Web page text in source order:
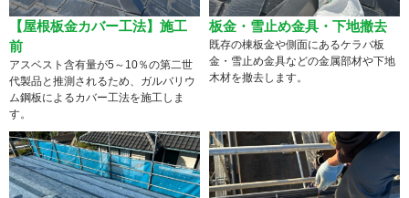
【屋根板金カバー工法】施工
前
アスベスト含有量が5～10％の第二世
代製品と推測されるため、ガルバリウ
ム鋼板によるカバー工法を施工しま
す。
板金・雪止め金具・下地撤去
既存の棟板金や側面にあるケラバ板
金・雪止め金具などの金属部材や下地
木材を撤去します。